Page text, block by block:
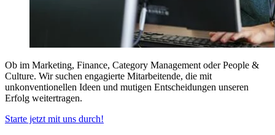
Ob im Marketing, Finance, Category Management oder People &
Culture. Wir suchen engagierte Mitarbeitende, die mit
unkonventionellen Ideen und mutigen Entscheidungen unseren
Erfolg weitertragen.
Starte jetzt mit uns durch!